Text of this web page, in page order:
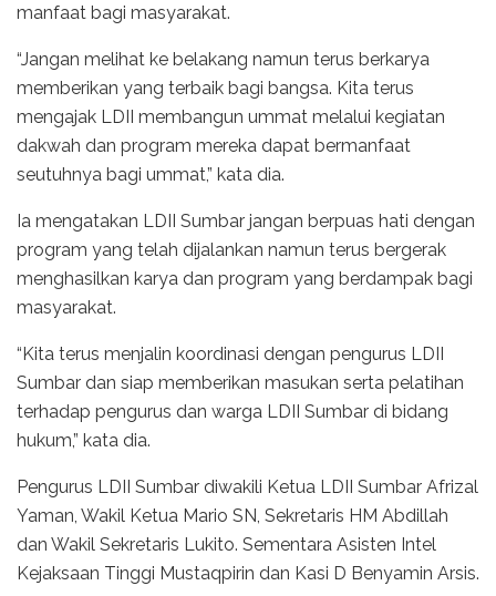
manfaat bagi masyarakat.
“Jangan melihat ke belakang namun terus berkarya
memberikan yang terbaik bagi bangsa. Kita terus
mengajak LDII membangun ummat melalui kegiatan
dakwah dan program mereka dapat bermanfaat
seutuhnya bagi ummat,” kata dia.
Ia mengatakan LDII Sumbar jangan berpuas hati dengan
program yang telah dijalankan namun terus bergerak
menghasilkan karya dan program yang berdampak bagi
masyarakat.
“Kita terus menjalin koordinasi dengan pengurus LDII
Sumbar dan siap memberikan masukan serta pelatihan
terhadap pengurus dan warga LDII Sumbar di bidang
hukum,” kata dia.
Pengurus LDII Sumbar diwakili Ketua LDII Sumbar Afrizal
Yaman, Wakil Ketua Mario SN, Sekretaris HM Abdillah
dan Wakil Sekretaris Lukito. Sementara Asisten Intel
Kejaksaan Tinggi Mustaqpirin dan Kasi D Benyamin Arsis.